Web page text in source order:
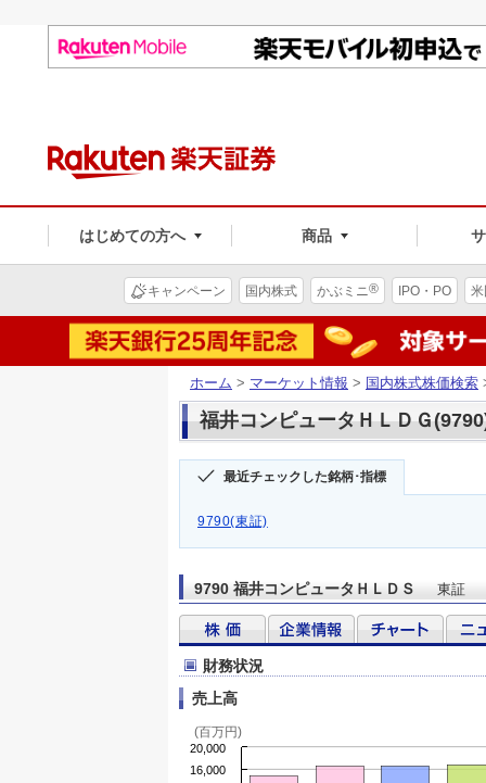
はじめての方へ 商品
キャンペーン 国内株式 かぶミニ® IPO・PO
ホーム > マーケット情報 > 国内株式株価検索
福井コンピュータＨＬＤＧ
最近チェックした銘柄･指標
9790(東証)
9790 福井コンピュータＨＬＤＳ 東証